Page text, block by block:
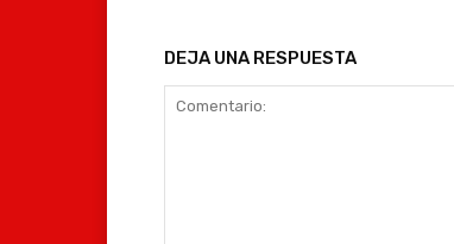
DEJA UNA RESPUESTA